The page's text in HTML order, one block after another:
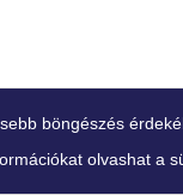
böngészés
olvashat a